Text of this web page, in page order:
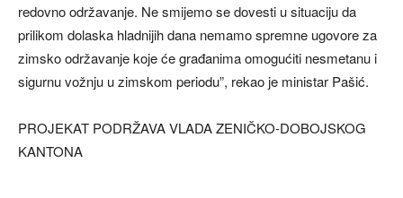
redovno održavanje. Ne smijemo se dovesti u situaciju da
prilikom dolaska hladnijih dana nemamo spremne ugovore za
zimsko održavanje koje će građanima omogućiti nesmetanu i
sigurnu vožnju u zimskom periodu”, rekao je ministar Pašić.
PROJEKAT PODRŽAVA VLADA ZENIČKO-DOBOJSKOG
KANTONA